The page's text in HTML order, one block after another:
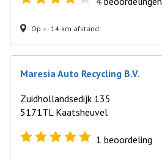
Op +- 14 km afstand
Maresia Auto Recycling B.V.
Zuidhollandsedijk 135
5171TL Kaatsheuvel
1 beoordeling